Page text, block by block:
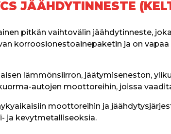
JÄÄHDYTINNESTE
pitkän vaihtovälin jäähdytinneste,
korroosionestoainepaketin ja on
lämmönsiirron, jäätymiseneston,
autojen moottoreihin, joissa
moottoreihin ja
ja kevytmetalliseoksia.